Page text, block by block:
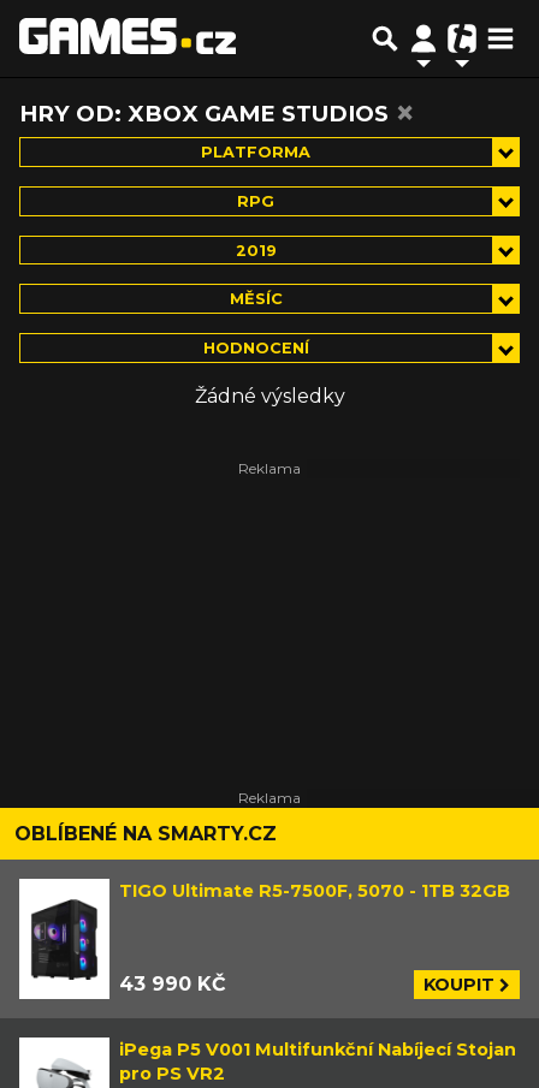
HRY OD: XBOX GAME STUDIOS ×
PLATFORMA
RPG
2019
MĚSÍC
HODNOCENÍ
Žádné výsledky
OBLÍBENÉ NA SMARTY.CZ
TIGO Ultimate R5-7500F, 5070 - 1TB 32GB
43 990 KČ KOUPIT
iPega P5 V001 Multifunkční Nabíjecí Stojan
pro PS VR2